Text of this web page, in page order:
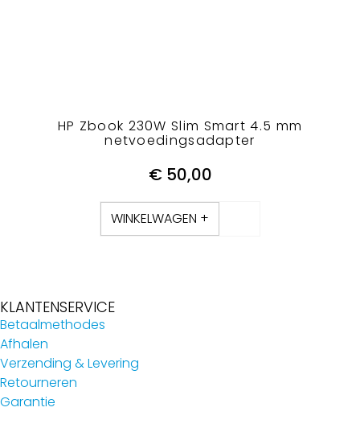
HP Zbook 230W Slim Smart 4.5 mm
netvoedingsadapter
€50,00
WINKELWAGEN +
KLANTENSERVICE
Betaalmethodes
Afhalen
Verzending & Levering
Retourneren
Garantie